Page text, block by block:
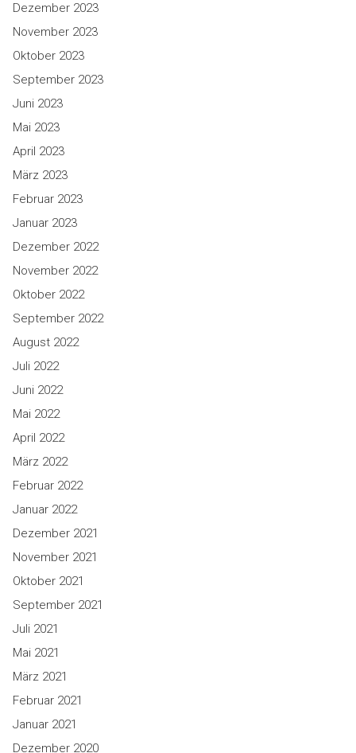
Dezember 2023
November 2023
Oktober 2023
September 2023
Juni 2023
Mai 2023
April 2023
März 2023
Februar 2023
Januar 2023
Dezember 2022
November 2022
Oktober 2022
September 2022
August 2022
Juli 2022
Juni 2022
Mai 2022
April 2022
März 2022
Februar 2022
Januar 2022
Dezember 2021
November 2021
Oktober 2021
September 2021
Juli 2021
Mai 2021
März 2021
Februar 2021
Januar 2021
Dezember 2020